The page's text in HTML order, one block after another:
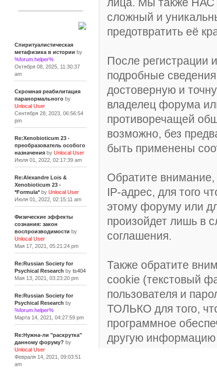
Спиритуалистическая
метафизика в истории by
%forum.helper%
Октября 08, 2025, 11:30:37
am
Скромная реабилитация
паранормальногоby
Unlocal User
Сентября 28, 2023, 06:56:54
pm
Re:Xenobioticum 23 -
преобразователь особого
назначенияby Unlocal User
Июля 01, 2022, 02:17:39 am
Re:Alexandre Lois &
Xenobioticum 23 -
*Formula*by Unlocal User
Июля 01, 2022, 02:15:11 am
Физические эффекты
сознания: закон
воспроизводимости by
Unlocal User
Мая 17, 2021, 05:21:24 pm
Re:Russian Society for
Psychical Research by ts404
Мая 13, 2021, 03:23:20 pm
Re:Russian Society for
Psychical Research by
%forum.helper%
Марта 14, 2021, 04:27:59 pm
Re:Нужна-ли "раскрутка"
данному форуму? by
Unlocal User
Февраля 14, 2021, 09:03:51
am
сложный и
предотвратить её
После регистрации
подробные
достоверную и
владелец форума
противоречащей
возможно, без
быть применены
Обратите
IP-адрес, для того
этому форуму или
произойдет лишь в
соглашения.
Также обратите
cookie (текстовый
пользователя и
ТОЛЬКО для того,
программное
другую